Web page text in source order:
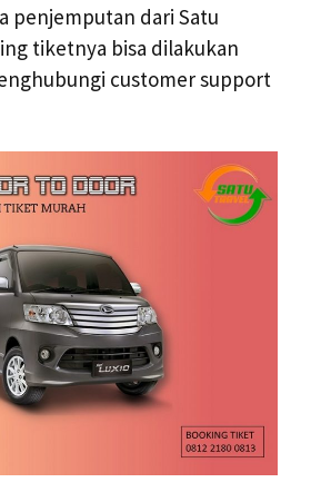
penjemputan dari Satu
tiketnya bisa dilakukan
customer support